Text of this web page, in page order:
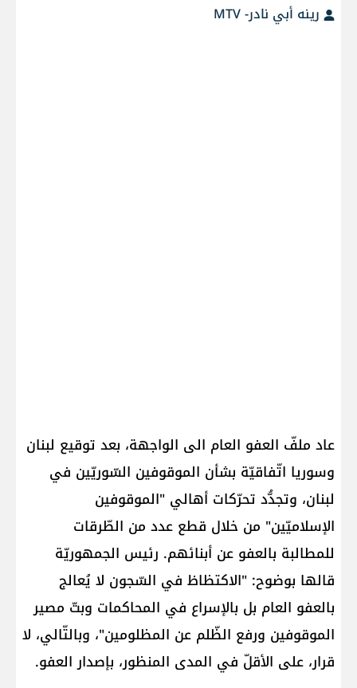
رينه أبي نادر- MTV
عاد ملفّ العفو العام الى الواجهة، بعد توقيع لبنان
وسوريا اتّفاقيّة بشأن الموقوفين السّوريّين في
لبنان، وتجدُّد تحرّكات أهالي "الموقوفين
الإسلاميّين" من خلال قطع عدد من الطّرقات
للمطالبة بالعفو عن أبنائهم. رئيس الجمهوريّة
قالها بوضوح: "الاكتظاظ في السّجون لا يُعالج
بالعفو العام بل بالإسراع في المحاكمات وبتّ مصير
الموقوفين ورفع الظّلم عن المظلومين"، وبالتّالي، لا
قرار، على الأقلّ في المدى المنظور، بإصدار العفو.